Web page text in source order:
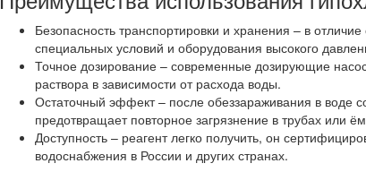
Безопасность транспортировки и хранения – в
специальных условий и оборудования высокого
Точное дозирование – современные дозирующие
раствора в зависимости от расхода воды.
Остаточный эффект – после обеззараживания в воде
предотвращает повторное загрязнение в трубах или
Доступность – реагент легко получить, он
водоснабжения в России и других странах.